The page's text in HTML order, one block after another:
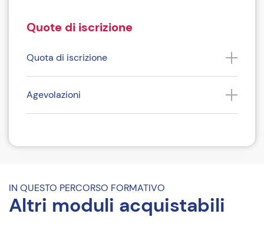
Quote di iscrizione
Quota di iscrizione
Agevolazioni
IN QUESTO PERCORSO FORMATIVO
Altri moduli acquistabili